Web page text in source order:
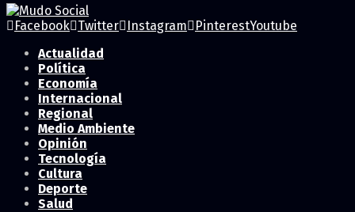
Facebook Twitter Instagram PinterestYoutube
Actualidad
Política
Economía
Internacional
Regional
Medio Ambiente
Opinión
Tecnología
Cultura
Deporte
Salud